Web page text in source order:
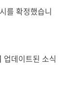
를 확정했습니
업데이트된 소식